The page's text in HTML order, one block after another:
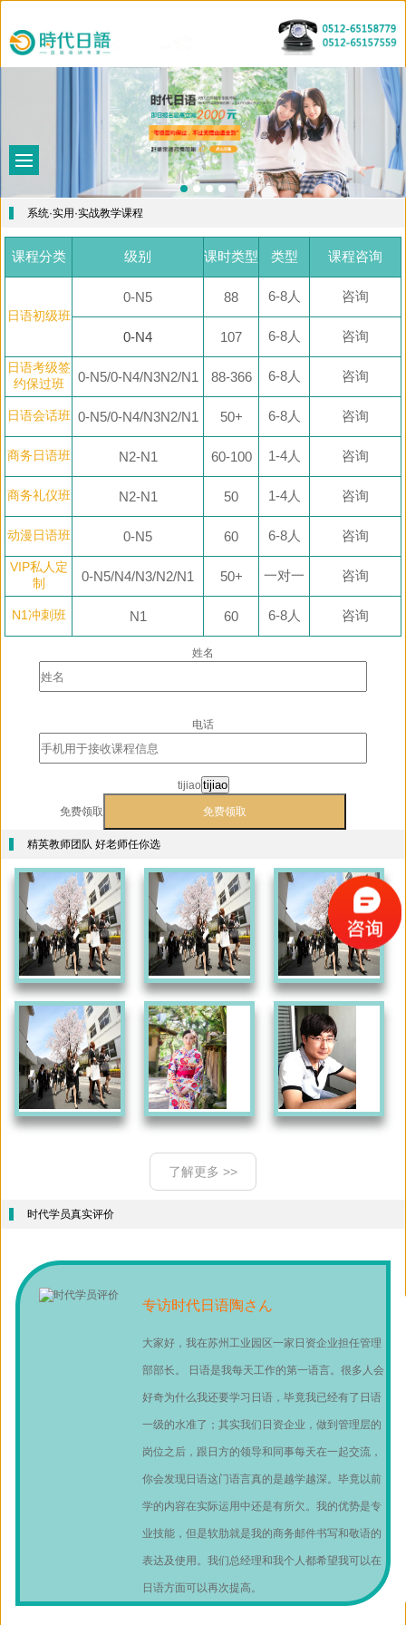
系统·实用·实战教学课程
课程分类 级别 课时类型 类型 课程咨询
日语初级班
0-N5 88 6-8人 咨询
0-N4 107 6-8人 咨询
日语考级签
约保过班
0-N5/0-N4/N3N2/N1 88-366 6-8人 咨询
日语会话班 0-N5/0-N4/N3N2/N1 50+ 6-8人 咨询
商务日语班 N2-N1 60-100 1-4人 咨询
商务礼仪班 N2-N1 50 1-4人 咨询
动漫日语班 0-N5 60 6-8人 咨询
VIP私人定
制
0-N5/N4/N3/N2/N1 50+ 一对一 咨询
N1冲刺班 N1 60 6-8人 咨询
姓名
电话
tijiao tijiao
免费领取
精英教师团队 好老师任你选
了解更多 >>
时代学员真实评价
专访时代日语陶さん
大家好，我在苏州工业园区一家日资企业担任管理
部部长。 日语是我每天工作的第一语言。很多人会
好奇为什么我还要学习日语，毕竟我已经有了日语
一级的水准了；其实我们日资企业，做到管理层的
岗位之后，跟日方的领导和同事每天在一起交流，
你会发现日语这门语言真的是越学越深。毕竟以前
学的内容在实际运用中还是有所欠。我的优势是专
业技能，但是软肋就是我的商务邮件书写和敬语的
表达及使用。我们总经理和我个人都希望我可以在
日语方面可以再次提高。
首
绍
特
色
资
力
最
新
五
们
留
学